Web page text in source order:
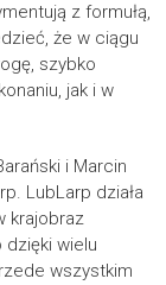
z formułą,
że w ciągu
szybko
jak i w
i Marcin
LubLarp działa
krajobraz
wielu
wszystkim